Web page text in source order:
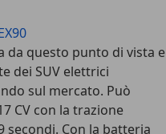
da questo punto di vista e
dei SUV elettrici
sul mercato. Può
CV con la trazione
secondi. Con la batteria